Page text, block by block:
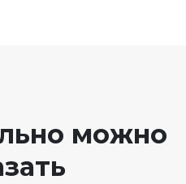
можно